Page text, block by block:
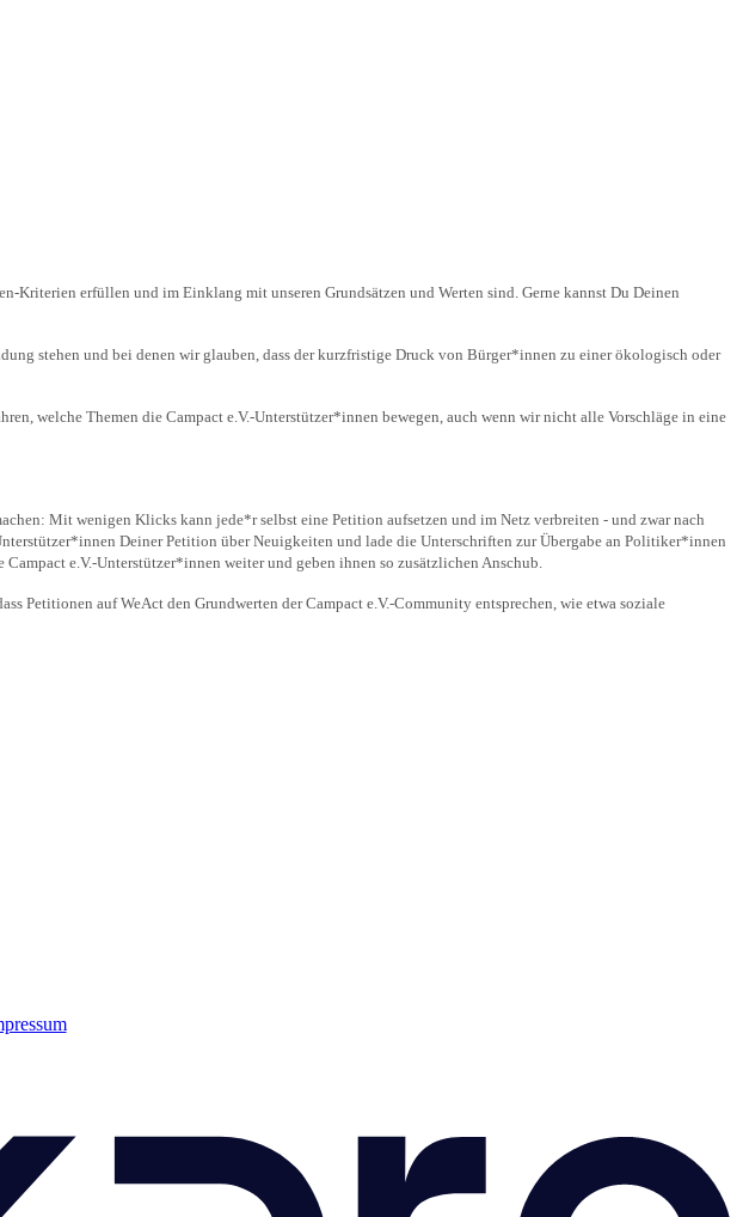
Kriterien erfüllen und im Einklang mit unseren Grundsätzen und Werten sind. Gerne kannst Du Deinen
stehen und bei denen wir glauben, dass der kurzfristige Druck von Bürger*innen zu einer ökologisch oder
welche Themen die Campact e.V.-Unterstützer*innen bewegen, auch wenn wir nicht alle Vorschläge in eine
Mit wenigen Klicks kann jede*r selbst eine Petition aufsetzen und im Netz verbreiten - und zwar nach
Deiner Petition über Neuigkeiten und lade die Unterschriften zur Übergabe an Politiker*innen
e.V.-Unterstützer*innen weiter und geben ihnen so zusätzlichen Anschub.
Petitionen auf WeAct den Grundwerten der Campact e.V.-Community entsprechen, wie etwa soziale